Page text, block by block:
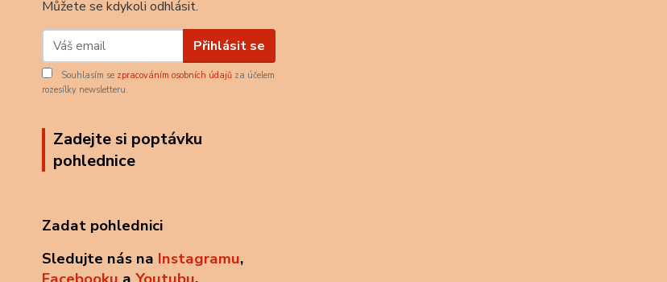
Můžete se kdykoli odhlásit.
Přihlásit se
Souhlasím se zpracováním osobních údajů za účelem
rozesílky newsletteru.
Zadejte si poptávku
pohlednice
Zadat pohlednici
Sledujte nás na Instagramu,